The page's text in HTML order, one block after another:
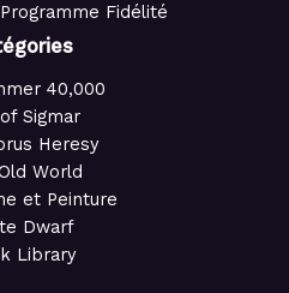
Fidélité
40,000
Sigmar
Heresy
World
et Peinture
Dwarf
Library